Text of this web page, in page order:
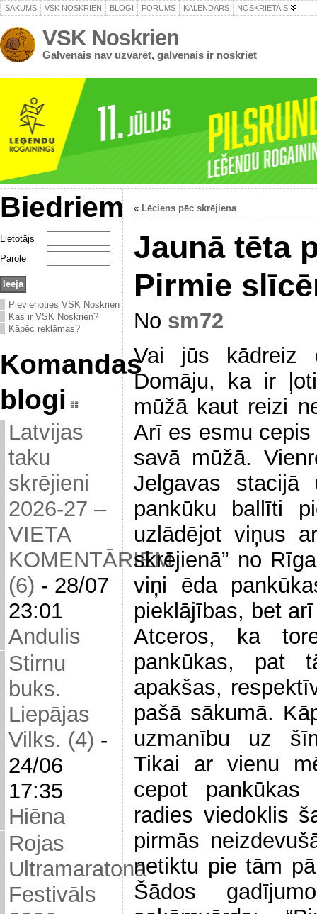
SĀKUMS VSK NOSKRIEN BLOGI FORUMS KALENDĀRS NOSKRIETAIS
VSK Noskrien
Galvenais nav uzvarēt, galvenais ir noskriet
Biedriem
Lietotājs
Parole
Pievienoties VSK Noskrien
Kas ir VSK Noskrien?
Kāpēc reklāmas?
Komandas
blogi
Latvijas
taku
skrējieni
2026-27 –
VIETA
KOMENTĀRIEM
(6) - 28/07
23:01
Andulis
Stirnu
buks.
Liepājas
Vilks. (4) -
24/06
17:35
Hiēna
Rojas
Ultramaratona
Festivāls
« Lēciens pēc skrējiena
Jaunā tēta
Pirmie
No sm72
Vai jūs kādreiz
Domāju, ka ir
mūžā kaut reizi
Arī es esmu
savā mūžā.
Jelgavas stacijā
pankūku ballīti
uzlādējot viņus
skrējienā” no
viņi ēda
pieklājības, bet
Atceros, ka
pankūkas, pat
apakšas,
pašā sākumā.
uzmanību uz
Tikai ar vienu
cepot
radies viedoklis
pirmās
netiktu pie tām
Šādos